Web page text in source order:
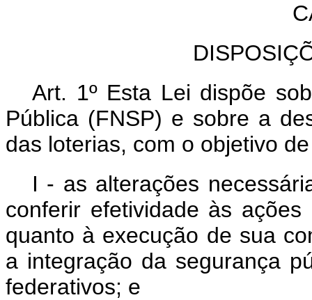
Art. 1º Esta Lei dispõe
Pública (FNSP) e sobre a
das loterias, com o objetivo
I - as alterações
conferir efetividade às
quanto à execução de sua
a integração da segurança
federativos; e